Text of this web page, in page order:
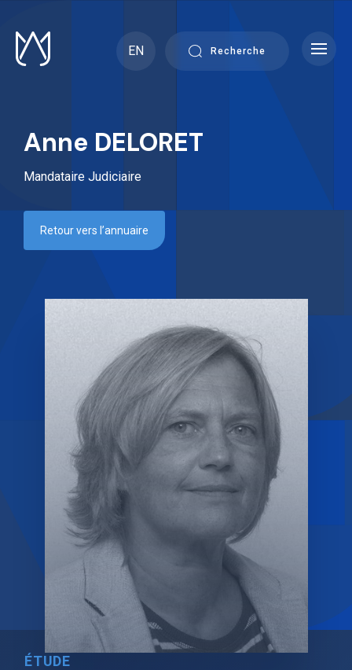
content
EN
Recherche
Anne DELORET
Mandataire Judiciaire
Retour vers l’annuaire
ÉTUDE